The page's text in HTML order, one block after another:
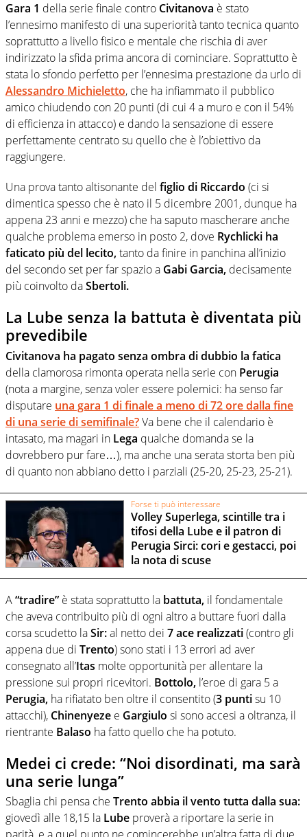
Gara 1 della serie finale contro Civitanova è stato
l’ennesimo manifesto di una superiorità tanto tecnica quanto
soprattutto a livello fisico e mentale che rischia di aver
indirizzato la sfida prima ancora di cominciare. Soprattutto è
stata lo sfondo perfetto per l’ennesima prestazione da urlo di
Alessandro Michieletto, che ha infiammato il pubblico
amico chiudendo con 20 punti (di cui 4 a muro e con il 54%
di efficienza in attacco) e dando la sensazione di essere
perfettamente centrato su quello che è l’obiettivo da
raggiungere.
Una prova tanto altisonante del figlio di Riccardo (ci si
dimentica spesso che è nato il 5 dicembre 2001, dunque ha
appena 23 anni e mezzo) che ha saputo mascherare anche
qualche problema emerso in posto 2, dove Rychlicki ha
faticato più del lecito,tanto da finire in panchina all’inizio
del secondo set per far spazio a Gabi Garcia, decisamente
più coinvolto daSbertoli.
La Lube senza la battuta è diventata più
prevedibile
Civitanova ha pagato senza ombra di dubbio la fatica
della clamorosa rimonta operata nella serie con Perugia
(nota a margine, senza voler essere polemici: ha senso far
disputare una gara 1 di finale a meno di 72 ore dalla fine
di una serie di semifinale?Va bene che il calendario è
intasato, ma magari in Lega qualche domanda se la
dovrebbero pur fare…), ma anche una serata storta ben più
di quanto non abbiano detto i parziali (25-20, 25-23, 25-21).
Forse ti può interessare
Volley Superlega, scintille tra i
tifosi della Lube e il patron di
Perugia Sirci: cori e gestacci, poi
la nota di scuse
A“tradire” è stata soprattutto la battuta, il fondamentale
che aveva contribuito più di ogni altro a buttare fuori dalla
corsa scudetto laSir:al netto dei 7 ace realizzati(contro gli
appena due di Trento) sono stati i 13 errori ad aver
consegnato all’Itas molte opportunità per allentare la
pressione sui propri ricevitori. Bottolo, l’eroe di gara 5 a
Perugia, ha rifiatato ben oltre il consentito (3 puntisu 10
attacchi), Chinenyeze e Gargiulo si sono accesi a oltranza, il
rientrante Balaso ha fatto quello che ha potuto.
Medei ci crede: “Noi disordinati, ma sarà
una serie lunga”
Sbaglia chi pensa che Trento abbia il vento tutta dalla sua:
giovedì alle 18,15 la Lube proverà a riportare la serie in